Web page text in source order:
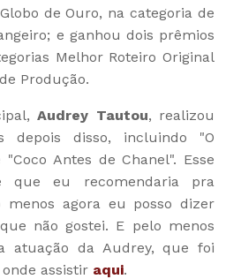
de Ouro, na categoria de
e ganhou dois prêmios
Melhor Roteiro Original
Produção.
Audrey Tautou, realizou
depois disso, incluindo "O
Antes de Chanel". Esse
eu recomendaria pra
menos agora eu posso dizer
não gostei. E pelo menos
atuação da Audrey, que foi
assistir aqui.